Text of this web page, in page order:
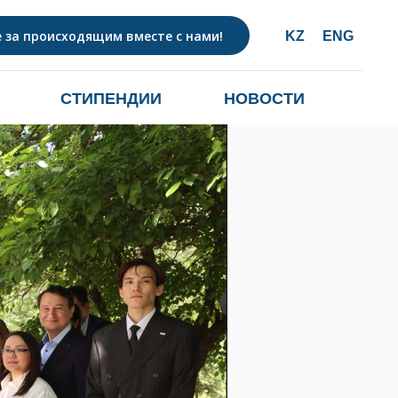
за происходящим вместе с нами! KZ ENG
СТИПЕНДИИ НОВОСТИ